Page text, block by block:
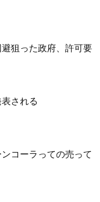
狙った政府、許可要
される
コーラっての売って